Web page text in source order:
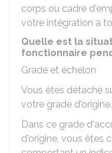
corps ou cadre
votre intégration à
Quelle est la
fonctionnaire
Grade et échelon
Vous êtes détaché
votre grade d'origine.
Dans ce grade
d'origine, vous êtes